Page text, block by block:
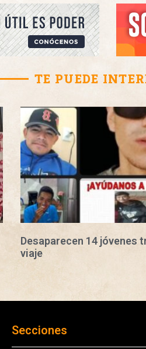
TE PUEDE
Desaparecen 14 jóvenes
viaje
Secciones